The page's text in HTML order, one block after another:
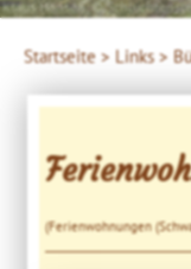
Klaus Hansen, ©
Startseite > Links >
(Ferienwohnungen